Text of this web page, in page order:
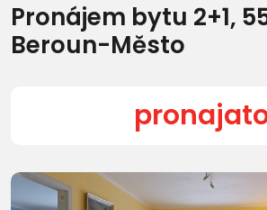
Pronájem bytu 2+1,
Beroun-Město